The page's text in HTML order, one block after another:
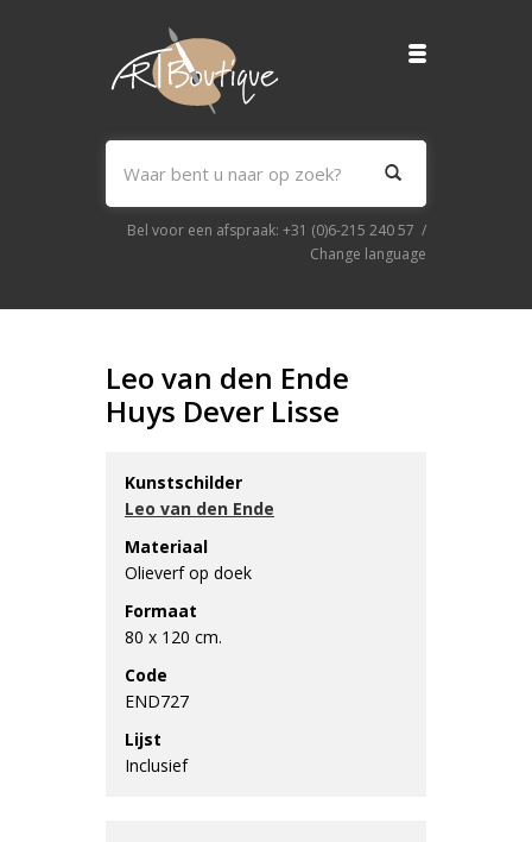
Bel voor een afspraak: +31 (0)6-215 240 57 /
Change language
Leo van den Ende
Huys Dever Lisse
Kunstschilder
Leo van den Ende
Materiaal
Olieverf op doek
Formaat
80 x 120 cm.
Code
END727
Lijst
Inclusief